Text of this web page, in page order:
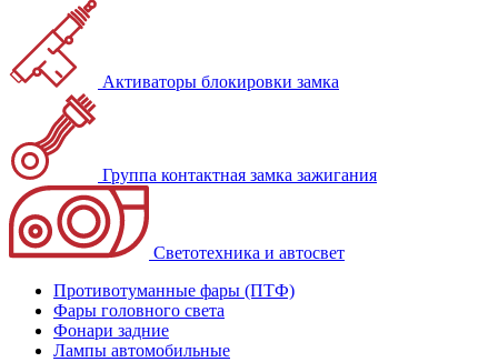
Активаторы блокировки замка
Группа контактная замка зажигания
Светотехника и автосвет
Противотуманные фары (ПТФ)
Фары головного света
Фонари задние
Лампы автомобильные